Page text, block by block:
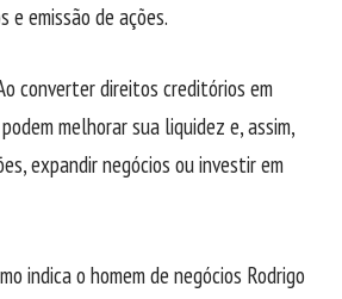
e emissão de ações.
converter direitos creditórios em
melhorar sua liquidez e, assim,
expandir negócios ou investir em
indica o homem de negócios Rodrigo